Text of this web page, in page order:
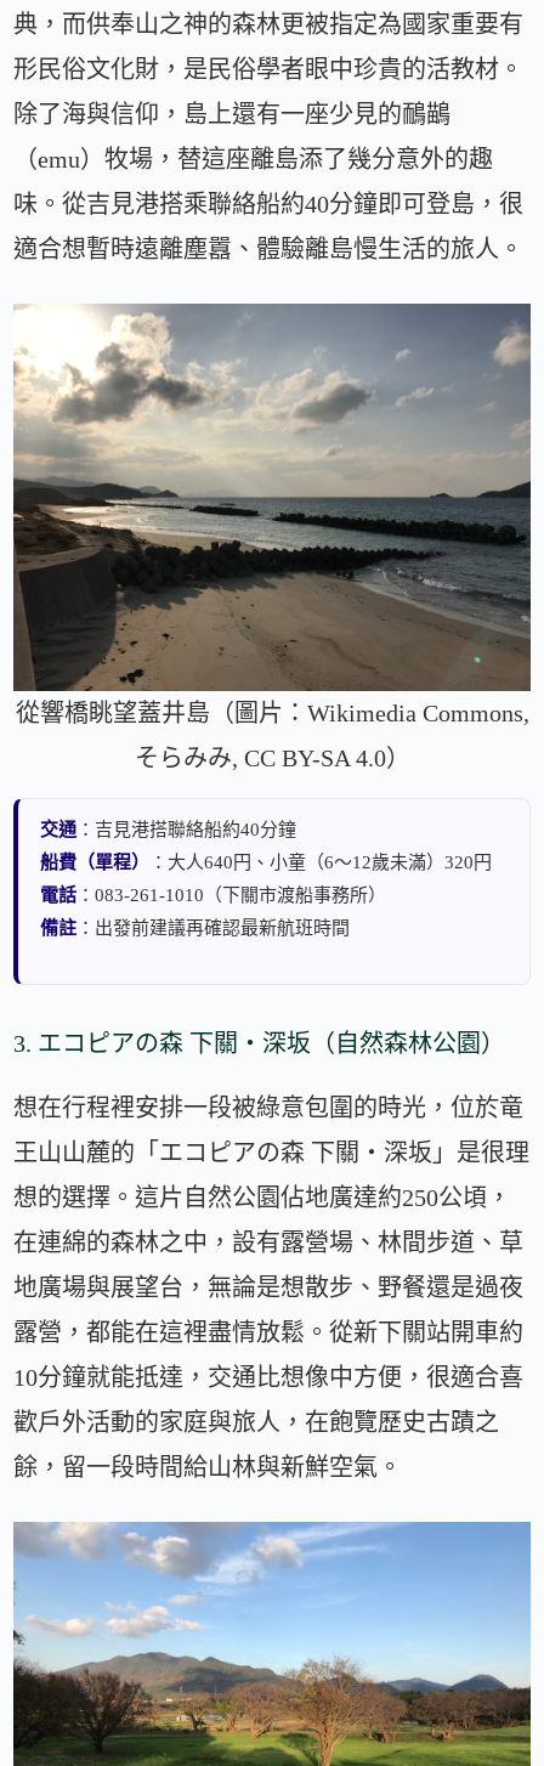
典，而供奉山之神的森林更被指定為國家重要有
形民俗文化財，是民俗學者眼中珍貴的活教材。
除了海與信仰，島上還有一座少見的鴯鶓
（emu）牧場，替這座離島添了幾分意外的趣
味。從吉見港搭乘聯絡船約40分鐘即可登島，很
適合想暫時遠離塵囂、體驗離島慢生活的旅人。
從響橋眺望蓋井島（圖片：Wikimedia Commons,
そらみみ, CC BY-SA 4.0）
交通 ：吉見港搭聯絡船約40分鐘
船費（單程）
：大人640円、小童（6～12歲未滿）320円
電話 ：083-261-1010（下關市渡船事務所）
備註 ：出發前建議再確認最新航班時間
3. エコピアの森 下關・深坂（自然森林公園）
想在行程裡安排一段被綠意包圍的時光，位於竜
王山山麓的「エコピアの森 下關・深坂」是很理
想的選擇。這片自然公園佔地廣達約250公頃，
在連綿的森林之中，設有露營場、林間步道、草
地廣場與展望台，無論是想散步、野餐還是過夜
露營，都能在這裡盡情放鬆。從新下關站開車約
10分鐘就能抵達，交通比想像中方便，很適合喜
歡戶外活動的家庭與旅人，在飽覽歷史古蹟之
餘，留一段時間給山林與新鮮空氣。